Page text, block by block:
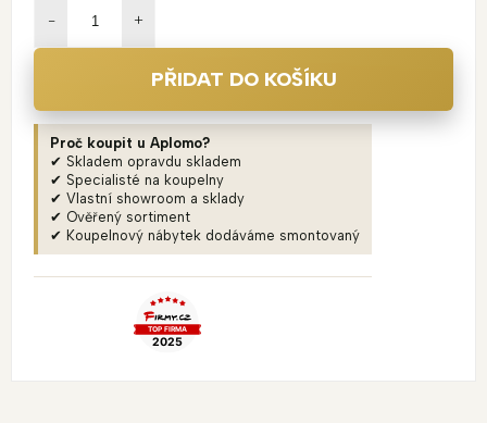
PŘIDAT DO KOŠÍKU
Proč koupit u Aplomo?
✔ Skladem opravdu skladem
✔ Specialisté na koupelny
✔ Vlastní showroom a sklady
✔ Ověřený sortiment
✔ Koupelnový nábytek dodáváme smontovaný